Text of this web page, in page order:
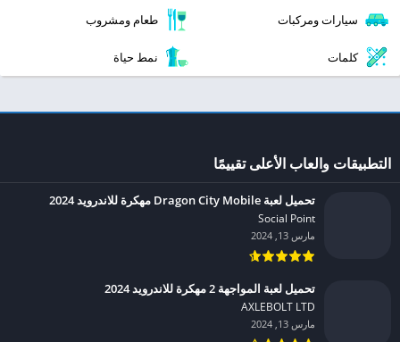
سيارات ومركبات طعام ومشروب
كلمات نمط حياة
التطبيقات والعاب الأعلى تقييمًا
تحميل لعبة Dragon City Mobile مهكرة للاندرويد 2024
Social Point‏
مارس 13, 2024
تحميل لعبة المواجهة 2 مهكرة للاندرويد 2024
AXLEBOLT LTD‏
مارس 13, 2024